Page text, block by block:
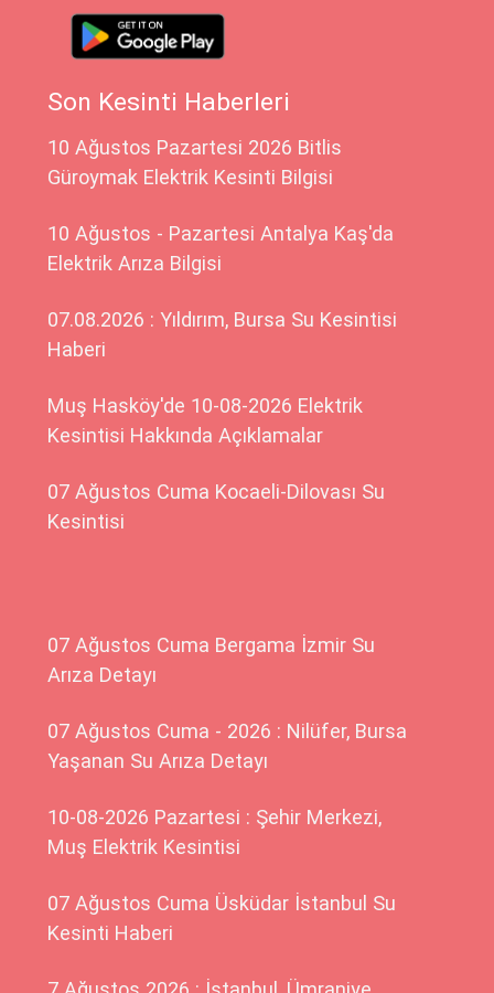
Son Kesinti Haberleri
10 Ağustos Pazartesi 2026 Bitlis
Güroymak Elektrik Kesinti Bilgisi
10 Ağustos - Pazartesi Antalya Kaş'da
Elektrik Arıza Bilgisi
07.08.2026 : Yıldırım, Bursa Su Kesintisi
Haberi
Muş Hasköy'de 10-08-2026 Elektrik
Kesintisi Hakkında Açıklamalar
07 Ağustos Cuma Kocaeli-Dilovası Su
Kesintisi
07 Ağustos Cuma Bergama İzmir Su
Arıza Detayı
07 Ağustos Cuma - 2026 : Nilüfer, Bursa
Yaşanan Su Arıza Detayı
10-08-2026 Pazartesi : Şehir Merkezi,
Muş Elektrik Kesintisi
07 Ağustos Cuma Üsküdar İstanbul Su
Kesinti Haberi